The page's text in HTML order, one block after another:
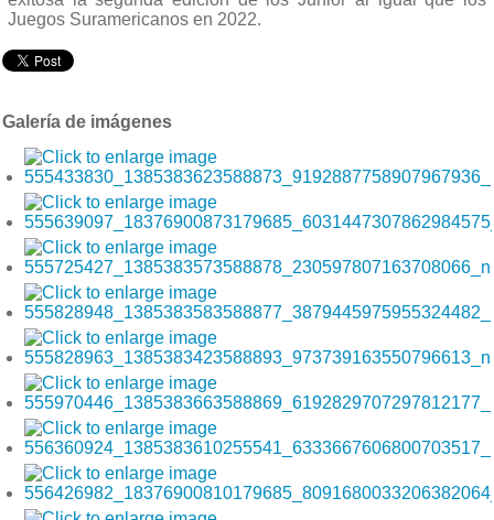
Juegos Suramericanos en 2022.
Galería de imágenes